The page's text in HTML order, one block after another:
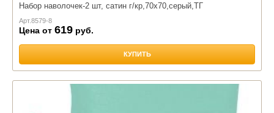
Набор наволочек-2 шт, сатин г/кр,70х70,серый,ТГ
Арт.8579-8
Цена от 619 руб.
КУПИТЬ